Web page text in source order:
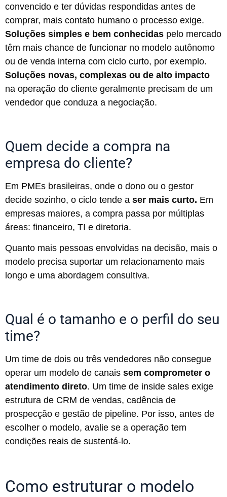
convencido e ter dúvidas respondidas antes de
comprar, mais contato humano o processo exige.
Soluções simples e bem conhecidas pelo mercado
têm mais chance de funcionar no modelo autônomo
ou de venda interna com ciclo curto, por exemplo.
Soluções novas, complexas ou de alto impacto
na operação do cliente geralmente precisam de um
vendedor que conduza a negociação.
Quem decide a compra na
empresa do cliente?
Em PMEs brasileiras, onde o dono ou o gestor
decide sozinho, o ciclo tende a ser mais curto. Em
empresas maiores, a compra passa por múltiplas
áreas: financeiro, TI e diretoria.
Quanto mais pessoas envolvidas na decisão, mais o
modelo precisa suportar um relacionamento mais
longo e uma abordagem consultiva.
Qual é o tamanho e o perfil do seu
time?
Um time de dois ou três vendedores não consegue
operar um modelo de canais sem comprometer o
atendimento direto. Um time de inside sales exige
estrutura de CRM de vendas, cadência de
prospecção e gestão de pipeline. Por isso, antes de
escolher o modelo, avalie se a operação tem
condições reais de sustentá-lo.
Como estruturar o modelo